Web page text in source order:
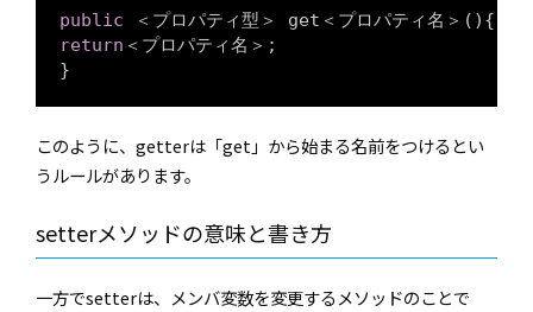
public
return ＜プロパティ名＞;
このように、getterは「get」から始まる名前をつけるとい
うルールがあります。
setterメソッドの意味と書き方
一方でsetterは、メンバ変数を変更するメソッドのことで